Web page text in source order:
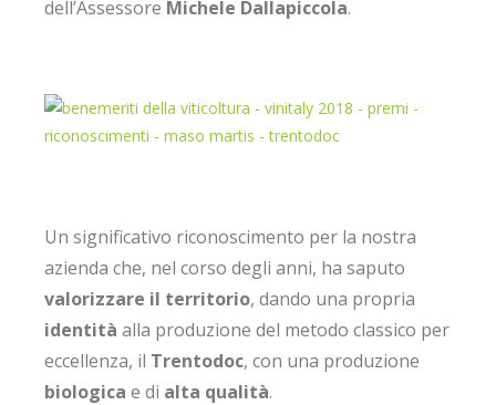
dell’Assessore Michele Dallapiccola.
Un significativo riconoscimento per la nostra
azienda che, nel corso degli anni, ha saputo
valorizzare il territorio, dando una propria
identità alla produzione del metodo classico per
eccellenza, il Trentodoc, con una produzione
biologica e di alta qualità.